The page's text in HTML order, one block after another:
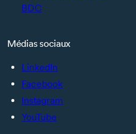
BDC
Médias sociaux
LinkedIn
Facebook
Instagram
YouTube